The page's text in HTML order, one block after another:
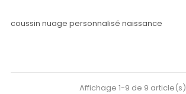
coussin nuage personnalisé naissance
Affichage 1-9 de 9 article(s)